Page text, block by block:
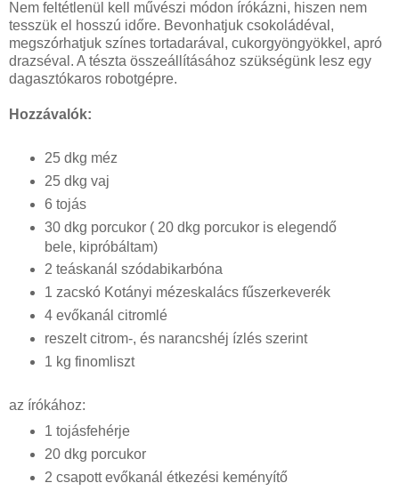
Nem feltétlenül kell művészi módon írókázni, hiszen nem
tesszük el hosszú időre. Bevonhatjuk csokoládéval,
megszórhatjuk színes tortadarával, cukorgyöngyökkel, apró
drazséval. A tészta összeállításához szükségünk lesz egy
dagasztókaros robotgépre.
Hozzávalók:
25 dkg méz
25 dkg vaj
6 tojás
30 dkg porcukor ( 20 dkg porcukor is elegendő
bele, kipróbáltam)
2 teáskanál szódabikarbóna
1 zacskó Kotányi mézeskalács fűszerkeverék
4 evőkanál citromlé
reszelt citrom-, és narancshéj ízlés szerint
1 kg finomliszt
az írókához:
1 tojásfehérje
20 dkg porcukor
2 csapott evőkanál étkezési keményítő